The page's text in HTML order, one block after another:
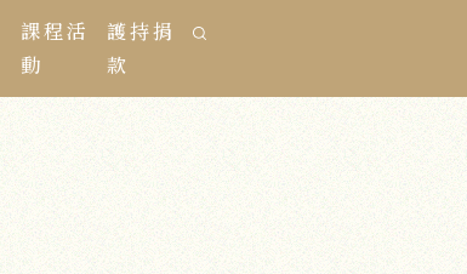
課程活
動
護持捐
款